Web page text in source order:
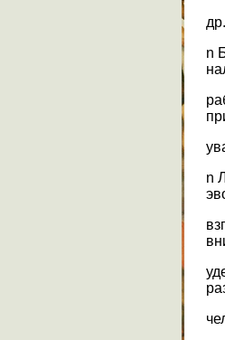
др.
n
n